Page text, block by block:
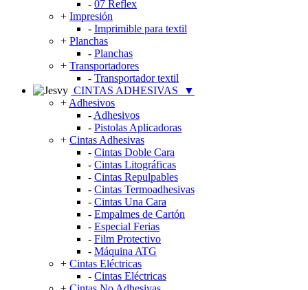
- 07 Reflex
+ Impresión
- Imprimible para textil
+ Planchas
- Planchas
+ Transportadores
- Transportador textil
CINTAS ADHESIVAS
▼
+ Adhesivos
- Adhesivos
- Pistolas Aplicadoras
+ Cintas Adhesivas
- Cintas Doble Cara
- Cintas Litográficas
- Cintas Repulpables
- Cintas Termoadhesivas
- Cintas Una Cara
- Empalmes de Cartón
- Especial Ferias
- Film Protectivo
- Máquina ATG
+ Cintas Eléctricas
- Cintas Eléctricas